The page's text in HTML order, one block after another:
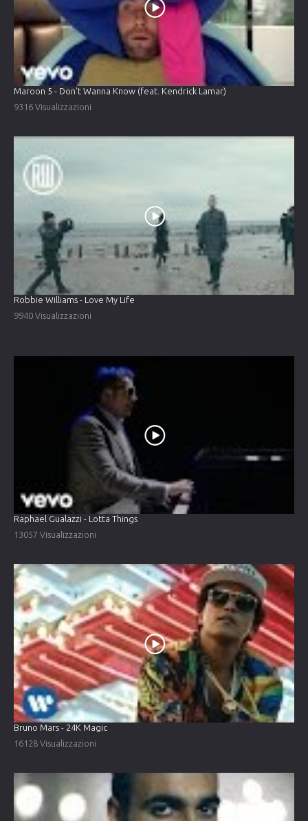
Maroon 5 - Don't Wanna Know (feat. Kendrick Lamar)
9316 Visualizzazioni
Robbie Williams - Love My Life
9940 Visualizzazioni
Raphael Gualazzi - Lotta Things
13057 Visualizzazioni
Bruno Mars - 24K Magic
16128 Visualizzazioni